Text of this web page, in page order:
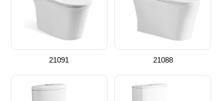
21091 21088